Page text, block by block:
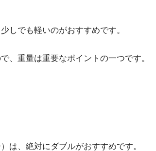
しでも軽いのがおすすめです。
、重量は重要なポイントの一つです。
は、絶対にダブルがおすすめです。